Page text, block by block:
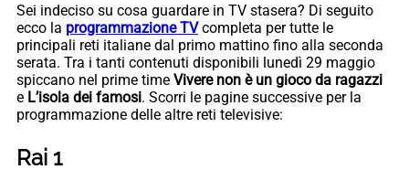
Sei indeciso su cosa guardare in TV stasera? Di seguito
ecco la programmazione TVcompleta per tutte le
principali reti italiane dal primo mattino fino alla seconda
serata. Tra i tanti contenuti disponibili lunedì 29 maggio
spiccano nel prime time Vivere non è un gioco da ragazzi
e L’isola dei famosi. Scorri le pagine successive per la
programmazione delle altre reti televisive:
Rai 1